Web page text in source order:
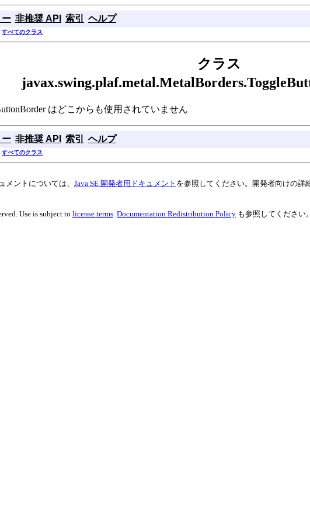
ー 非推奨 API 索引 ヘルプ
すべてのクラス
クラス
はどこからも使用されていません
ー 非推奨 API 索引 ヘルプ
すべてのクラス
メントについては、 Java SE 開発者用ドキュメント を参照してください。開発者向けの詳
Use is subject to license terms Documentation Redistribution Policy も参照してください。